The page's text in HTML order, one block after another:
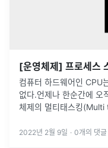
[운영체제] 프로세스
컴퓨터 하드웨어인 CPU
없다.언제나 한순간에 오
체제의 멀티태스킹(Multi
가...
2022년 2월 9일 · 0개의 댓글